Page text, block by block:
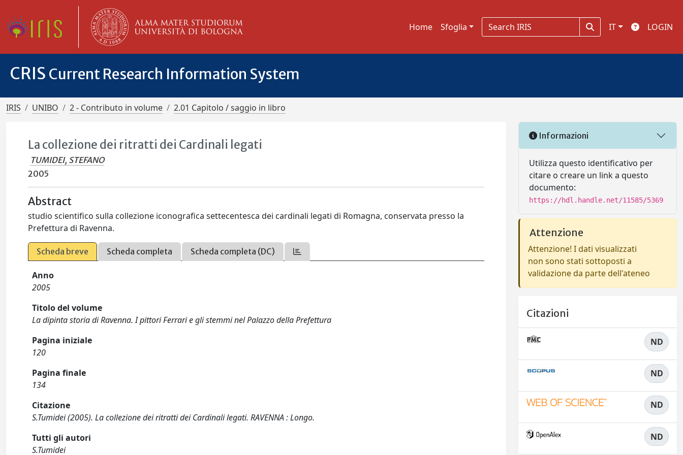
Home Sfoglia IT LOGIN
CRIS Current Research Information System
IRIS UNIBO 2 - Contributo in volume 2.01 Capitolo / saggio in libro
La collezione dei ritratti dei Cardinali legati
TUMIDEI, STEFANO
2005
Abstract
studio scientifico sulla collezione iconografica settecentesca dei cardinali legati di Romagna, conservata presso la
Prefettura di Ravenna.
Scheda breve Scheda completa Scheda completa (DC)
Anno
2005
Titolo del volume
La dipinta storia di Ravenna. I pittori Ferrari e gli stemmi nel Palazzo della Prefettura
Pagina iniziale
120
Pagina finale
134
Citazione
S.Tumidei (2005). La collezione dei ritratti dei Cardinali legati. RAVENNA : Longo.
Tutti gli autori
S.Tumidei
Informazioni
Utilizza questo identificativo per
citare o creare un link a questo
documento:
https://hdl.handle.net/11585/5369
Attenzione
Attenzione! I dati visualizzati
non sono stati sottoposti a
validazione da parte dell'ateneo
Citazioni
ND
ND
ND
ND